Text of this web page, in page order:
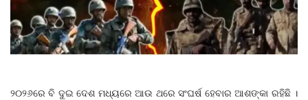
୨୦୨୬ରେ ବି ଦୁଇ ଦେଶ ମଧ୍ୟରେ ଆଉ ଥରେ ସଂଘର୍ଷ ହେବାର ଆଶଙ୍କା ରହିଛି ।